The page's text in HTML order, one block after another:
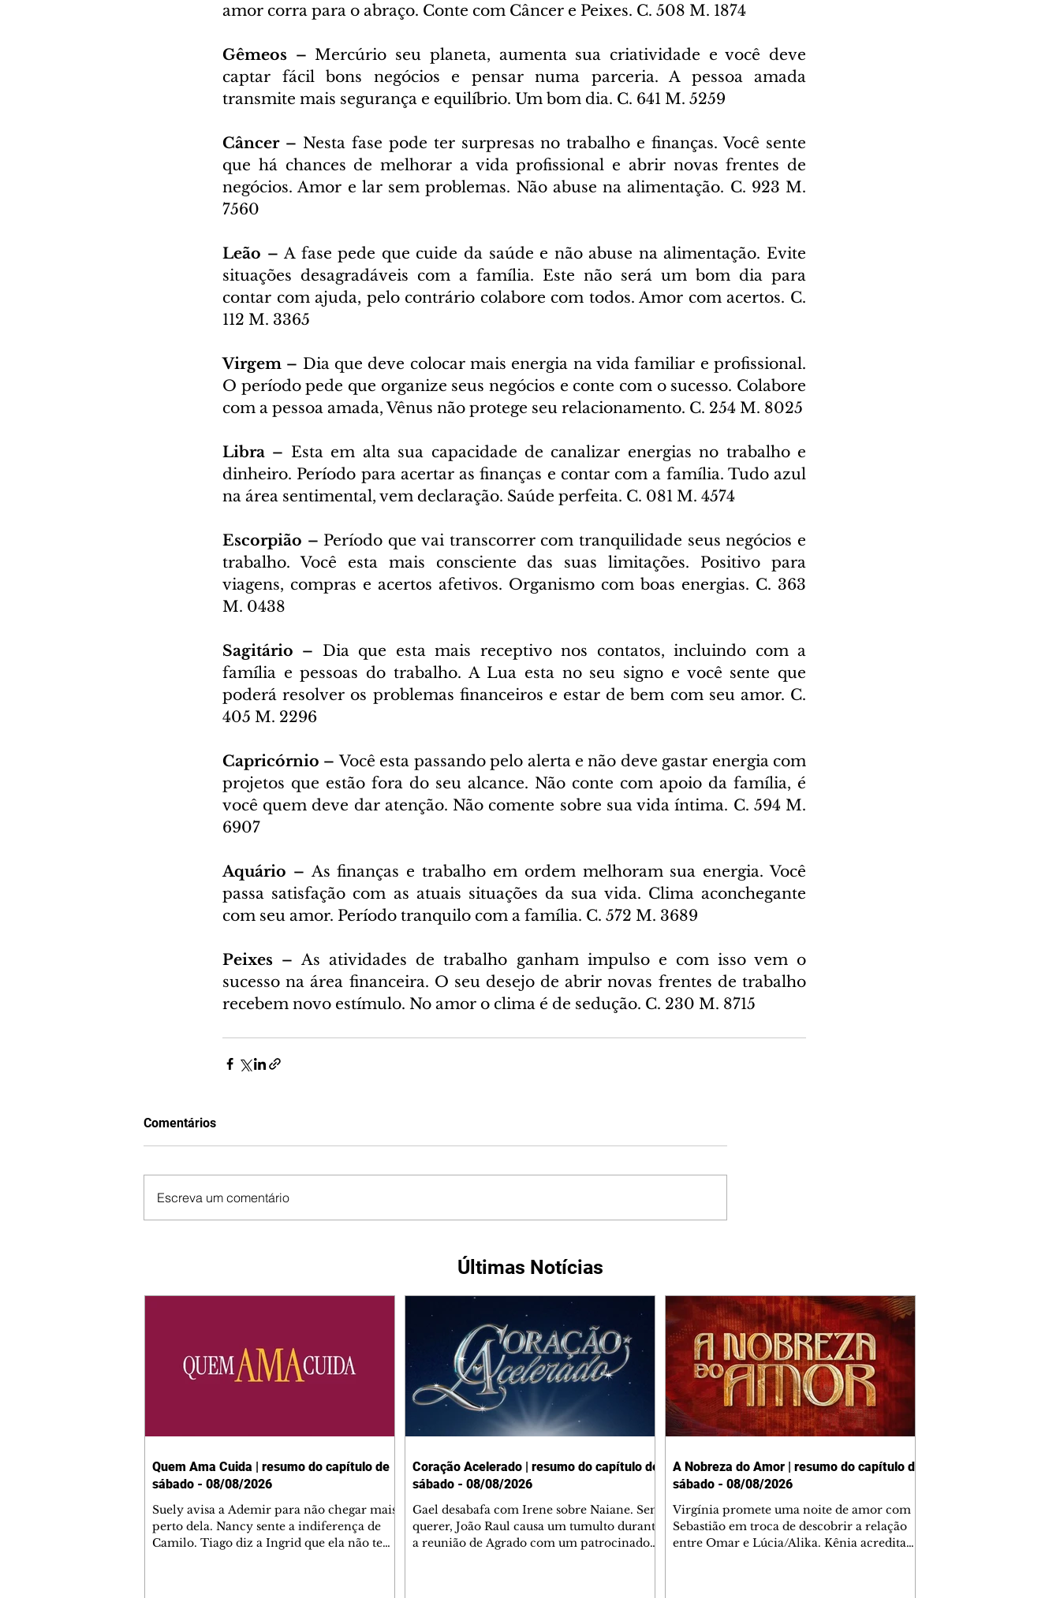
amor corra para o abraço. Conte com Câncer e Peixes. C. 508 M. 1874
Gêmeos – Mercúrio seu planeta, aumenta sua criatividade e você deve
captar fácil bons negócios e pensar numa parceria. A pessoa amada
transmite mais segurança e equilíbrio. Um bom dia. C. 641 M. 5259
Câncer – Nesta fase pode ter surpresas no trabalho e finanças. Você sente
que há chances de melhorar a vida profissional e abrir novas frentes de
negócios. Amor e lar sem problemas. Não abuse na alimentação. C. 923 M.
7560
Leão – A fase pede que cuide da saúde e não abuse na alimentação. Evite
situações desagradáveis com a família. Este não será um bom dia para
contar com ajuda, pelo contrário colabore com todos. Amor com acertos. C.
112 M. 3365
Virgem – Dia que deve colocar mais energia na vida familiar e profissional.
O período pede que organize seus negócios e conte com o sucesso. Colabore
com a pessoa amada, Vênus não protege seu relacionamento. C. 254 M. 8025
Libra – Esta em alta sua capacidade de canalizar energias no trabalho e
dinheiro. Período para acertar as finanças e contar com a família. Tudo azul
na área sentimental, vem declaração. Saúde perfeita. C. 081 M. 4574
Escorpião – Período que vai transcorrer com tranquilidade seus negócios e
trabalho. Você esta mais consciente das suas limitações. Positivo para
viagens, compras e acertos afetivos. Organismo com boas energias. C. 363
M. 0438
Sagitário – Dia que esta mais receptivo nos contatos, incluindo com a
família e pessoas do trabalho. A Lua esta no seu signo e você sente que
poderá resolver os problemas financeiros e estar de bem com seu amor. C.
405 M. 2296
Capricórnio – Você esta passando pelo alerta e não deve gastar energia com
projetos que estão fora do seu alcance. Não conte com apoio da família, é
você quem deve dar atenção. Não comente sobre sua vida íntima. C. 594 M.
6907
Aquário – As finanças e trabalho em ordem melhoram sua energia. Você
passa satisfação com as atuais situações da sua vida. Clima aconchegante
com seu amor. Período tranquilo com a família. C. 572 M. 3689
Peixes – As atividades de trabalho ganham impulso e com isso vem o
sucesso na área financeira. O seu desejo de abrir novas frentes de trabalho
recebem novo estímulo. No amor o clima é de sedução. C. 230 M. 8715
Comentários
Escreva um comentário
Últimas Notícias
Quem Ama Cuida | resumo do capítulo de
sábado - 08/08/2026
Suely avisa a Ademir para não chegar mais
perto dela. Nancy sente a indiferença de
Camilo. Tiago diz a Ingrid que ela não tem
Coração Acelerado | resumo do capítulo de
sábado - 08/08/2026
Gael desabafa com Irene sobre Naiane. Sem
querer, João Raul causa um tumulto durante
a reunião de Agrado com um patrocinador.
A Nobreza do Amor | resumo do capítulo de
sábado - 08/08/2026
Virgínia promete uma noite de amor com
Sebastião em troca de descobrir a relação
entre Omar e Lúcia/Alika. Kênia acredita